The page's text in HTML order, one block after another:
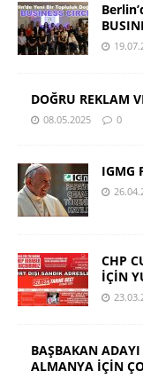
DOĞRU REKLAM
08.05.2025 0
IGMG
CHP
İÇİN
BAŞBAKAN ADAYI
ALMANYA İÇİN